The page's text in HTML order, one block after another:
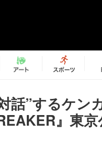
話”するケン
』東京